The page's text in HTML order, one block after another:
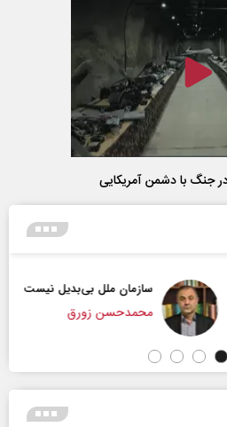
جنگ با دشمن آمریکایی
بی‌بدیل نیست
زورق